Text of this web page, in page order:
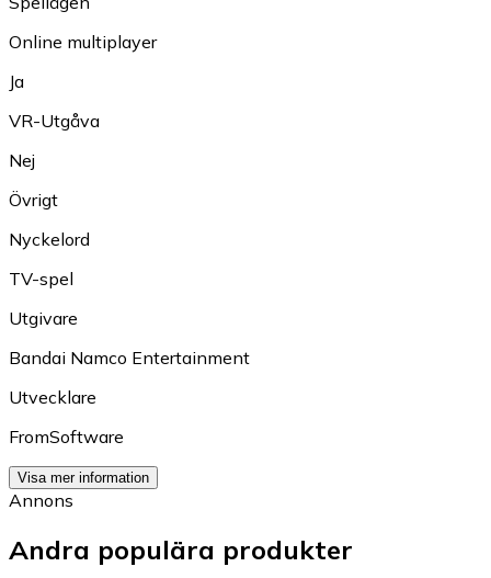
Online multiplayer
Ja
VR-Utgåva
Nej
Övrigt
Nyckelord
TV-spel
Utgivare
Bandai Namco Entertainment
Utvecklare
FromSoftware
Visa mer information
Annons
Andra populära produkter